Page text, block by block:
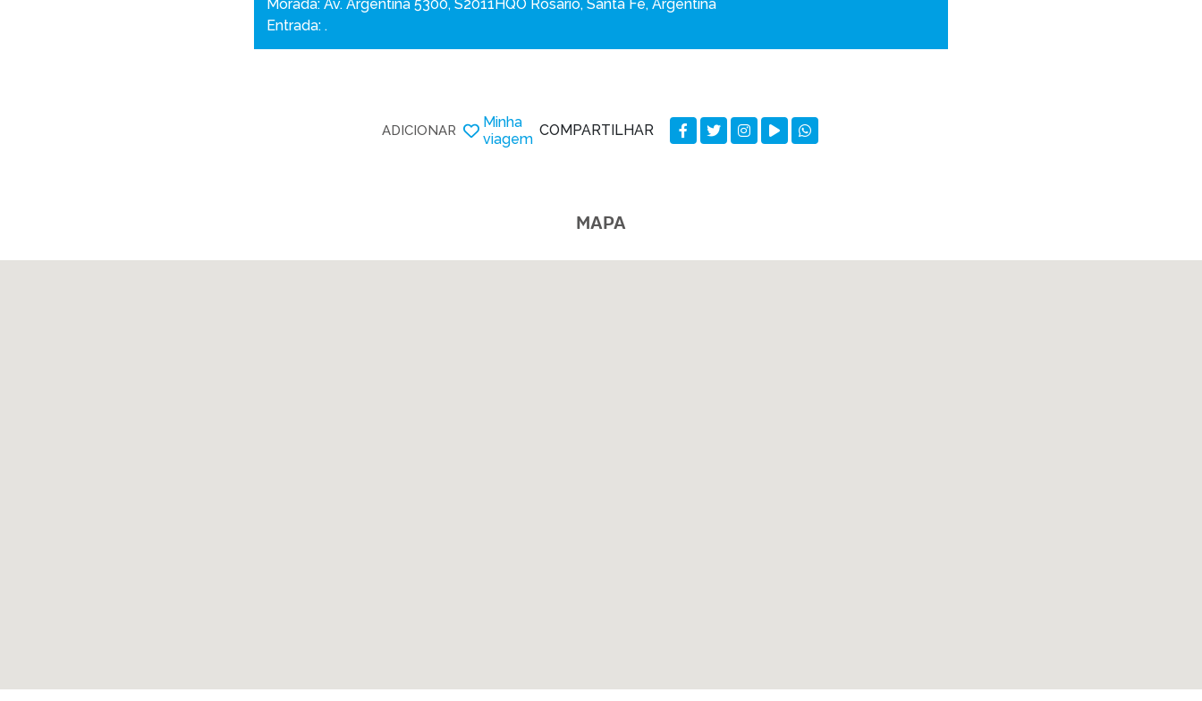
Morada: Av. Argentina 5300, S2011HQO Rosario, Santa Fe, Argentina
Entrada: .
ADICIONAR
Minha
viagem
COMPARTILHAR
MAPA